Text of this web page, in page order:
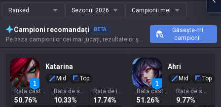
Ranked Sezonul 2026 Campionii mei
Campioni recomandați BETA
Pe baza campionilor cei mai jucați, rezultatelor și statisticilor cheie ale acestui invocator.
Găsește-mi
campionii
Katarina
Mid
Top
Rata castig
50.76%
Rata de selecție
10.33%
Rata de interzicere
17.74%
Ahri
Mid
Top
Rata castig
51.26%
Rata de selecție
9.77%